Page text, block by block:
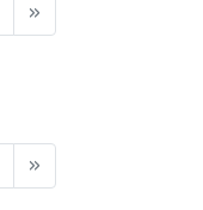
»
»